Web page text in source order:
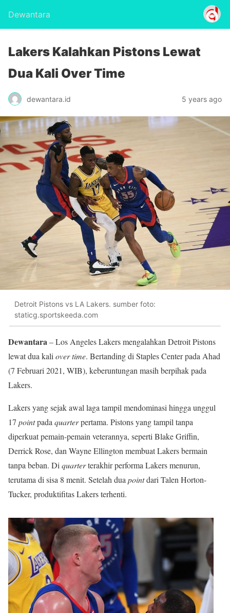
Dewantara
Lakers Kalahkan Pistons Lewat
Dua Kali Over Time
dewantara.id 5 years ago
Detroit Pistons vs LA Lakers. sumber foto:
staticg.sportskeeda.com
Dewantara– Los Angeles Lakers mengalahkan Detroit Pistons
lewat dua kali over time. Bertanding di Staples Center pada Ahad
(7 Februari 2021, WIB), keberuntungan masih berpihak pada
Lakers.
Lakers yang sejak awal laga tampil mendominasi hingga unggul
17 pointpada quarterpertama. Pistons yang tampil tanpa
diperkuat pemain-pemain veterannya, seperti Blake Griffin,
Derrick Rose, dan Wayne Ellington membuat Lakers bermain
tanpa beban. Di quarterterakhir performa Lakers menurun,
terutama di sisa 8 menit. Setelah dua pointdari Talen Horton-
Tucker, produktifitas Lakers terhenti.